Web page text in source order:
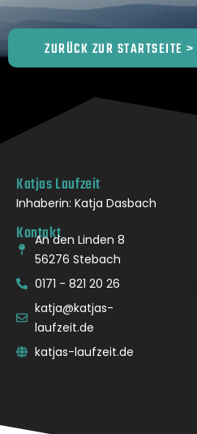
ZURÜCK ZUR STARTSEITE >
Katjas Laufzeit
Inhaberin: Katja Dasbach
Kontakt
An den Linden 8
56276 Stebach
0171 - 821 20 26
katja@katjas-
laufzeit.de
katjas-laufzeit.de